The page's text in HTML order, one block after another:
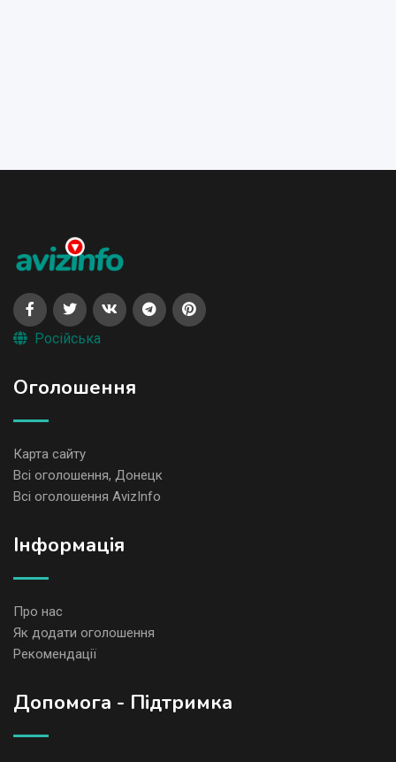
Російська
Оголошення
Карта сайту
Всі оголошення, Донецк
Всі оголошення AvizInfo
Iнформація
Про нас
Як додати оголошення
Рекомендації
Допомога - Підтримка